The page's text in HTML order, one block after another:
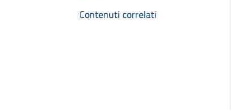
Contenuti correlati